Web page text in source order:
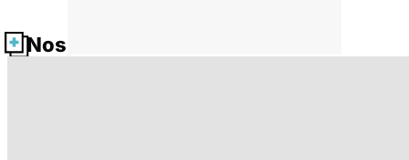
Nos fiches santé